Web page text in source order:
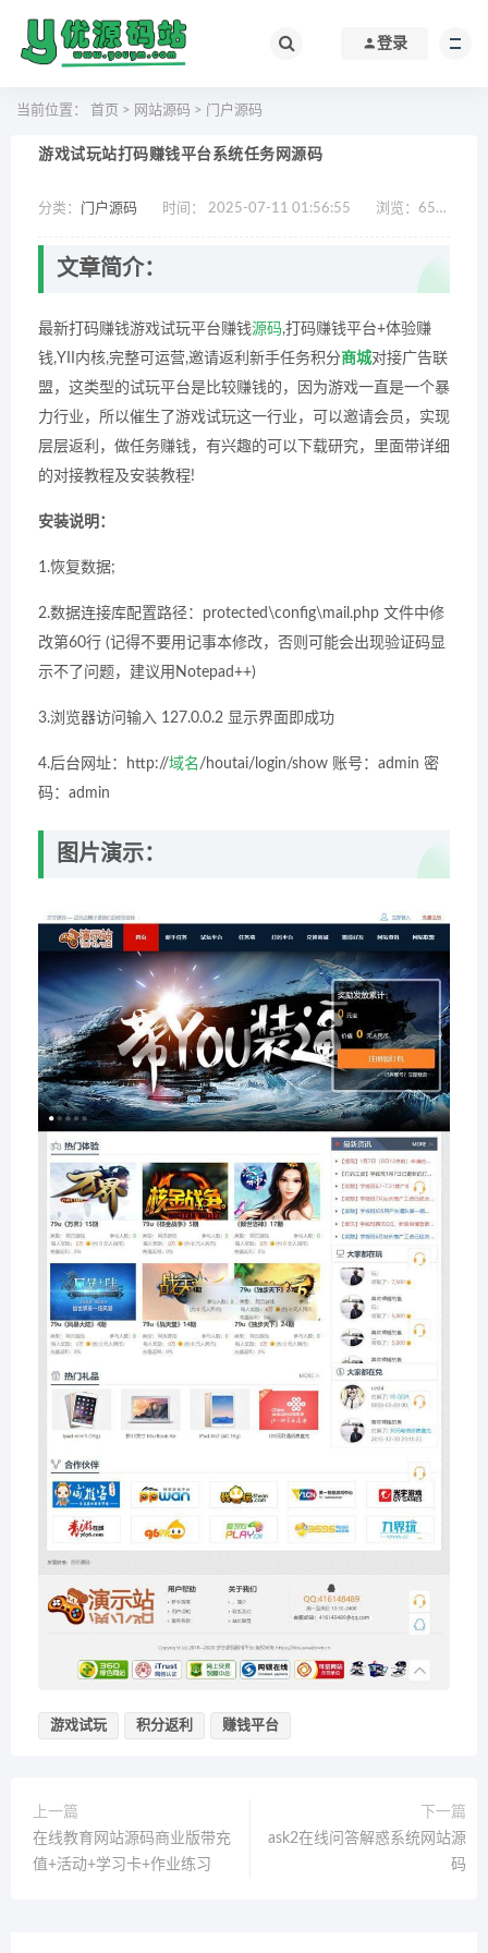
登录
当前位置： 首页 > 网站源码 > 门户源码
游戏试玩站打码赚钱平台系统任务网源码
分类： 门户源码 时间： 2025-07-11 01:56:55 浏览： 652
文章简介：
最新打码赚钱游戏试玩平台赚钱源码,打码赚钱平台+体验赚
钱,YII内核,完整可运营,邀请返利新手任务积分商城对接广告联
盟，这类型的试玩平台是比较赚钱的，因为游戏一直是一个暴
力行业，所以催生了游戏试玩这一行业，可以邀请会员，实现
层层返利，做任务赚钱，有兴趣的可以下载研究，里面带详细
的对接教程及安装教程!
安装说明：
1.恢复数据;
2.数据连接库配置路径：protected\config\mail.php 文件中修
改第60行 (记得不要用记事本修改，否则可能会出现验证码显
示不了问题，建议用Notepad++)
3.浏览器访问输入 127.0.0.2 显示界面即成功
4.后台网址：http://域名 /houtai/login/show 账号：admin 密
码：admin
图片演示：
游戏试玩 积分返利 赚钱平台
上一篇
在线教育网站源码商业版带充
值+活动+学习卡+作业练习
下一篇
ask2在线问答解惑系统网站源
码